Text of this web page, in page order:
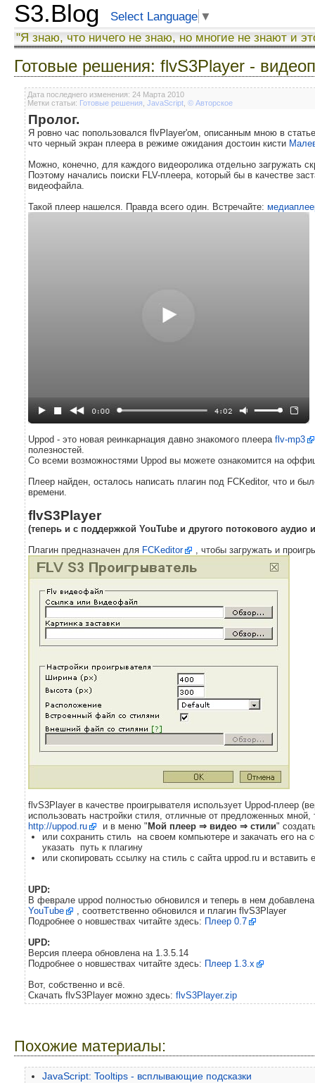
S3.Blog Select Language ▼
"Я знаю, что ничего не знаю, но многие не знают и
Готовые решения: flvS3Player -
Дата последнего изменения: 24 Марта 2010
Метки статьи: Готовые решения JavaScript © Авторское
Пролог.
Я ровно час попользовался flvPlayer'ом, описанным мною в
что черный экран плеера в режиме ожидания достоин кисти
Можно, конечно, для каждого видеоролика отдельно загружать
Поэтому начались поиски FLV-плеера, который бы в качестве
видеофайла.
Такой плеер нашелся. Правда всего один. Встречайте:
Uppod - это новая реинкарнация давно знакомого плеера flv-mp3
полезностей.
Со всеми возможностями Uppod вы можете ознакомится на
Плеер найден, осталось написать плагин под FCKeditor, что и
времени.
flvS3Player
(теперь и с поддержкой YouTube и другого потокового аудио
Плагин предназначен для FCKeditor , чтобы загружать и
flvS3Player в качестве проигрывателя использует Uppod-плеер
использовать настройки стиля, отличные от предложенных мной,
http://uppod.ru
и в меню " Мой плеер ⇒ видео ⇒ стили"
или сохранить стиль на своем компьютере и закачать его на
указать путь к плагину
или скопировать ссылку на стиль с сайта uppod.ru и вставить
UPD:
В феврале uppod полностью обновился и теперь в нем
YouTube
, соответственно обновился и плагин flvS3Player
Подробнее о новшествах читайте здесь: Плеер 0.7
UPD:
Версия плеера обновлена на 1.3.5.14
Подробнее о новшествах читайте здесь: Плеер 1.3.х
Вот, собственно и всё.
Скачать flvS3Player можно здесь: flvS3Player.zip
Похожие материалы:
JavaScript: Tooltips - всплывающие подсказки